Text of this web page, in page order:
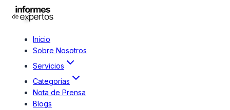
Inicio
Sobre Nosotros
Servicios
Categorías
Nota de Prensa
Blogs